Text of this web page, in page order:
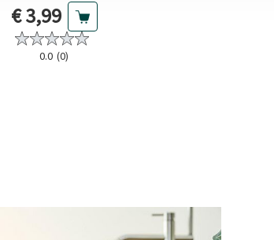
Aktueller Preis
€ 3,99
0.0 (0)